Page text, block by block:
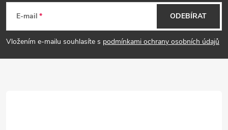
p
E-mail
Vložením e-mailu souhlasíte s podmínkami ochrany osobních údajů
ODEBÍRAT